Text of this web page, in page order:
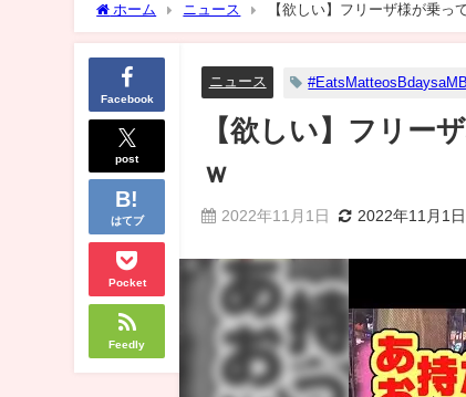
ホーム ニュース 【欲しい】フリーザ様が乗っ
Facebook
post
はてブ
Pocket
Feedly
ニュース #EatsMatteosBdaysaMB
【欲しい】フリー
ｗ
2022年11月1日 2022年11月1日